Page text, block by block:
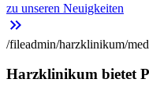
zu unseren Neuigkeiten
keyboard_double_arrow_right
/fileadmin/harzklinikum/
Harzklinikum bietet